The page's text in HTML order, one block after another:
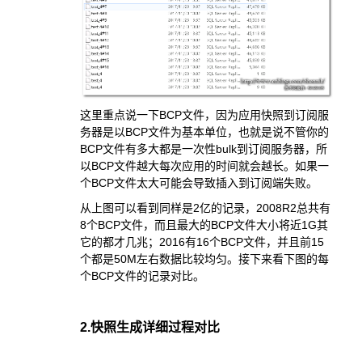
这里重点说一下BCP文件，因为应用快照到订阅服
务器是以BCP文件为基本单位，也就是说不管你的
BCP文件有多大都是一次性bulk到订阅服务器，所
以BCP文件越大每次应用的时间就会越长。如果一
个BCP文件太大可能会导致插入到订阅端失败。
从上图可以看到同样是2亿的记录，2008R2总共有
8个BCP文件，而且最大的BCP文件大小将近1G其
它的都才几兆；2016有16个BCP文件，并且前15
个都是50M左右数据比较均匀。接下来看下图的每
个BCP文件的记录对比。
2.快照生成详细过程对比